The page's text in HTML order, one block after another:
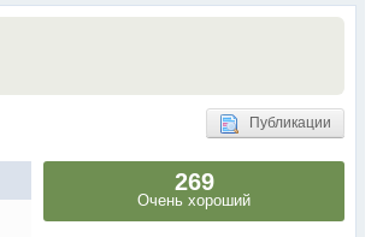
Публикации
269
Очень хороший